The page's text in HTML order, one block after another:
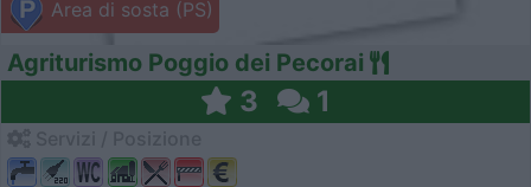
Area di sosta (PS)
Agriturismo Poggio dei Pecorai
3 1